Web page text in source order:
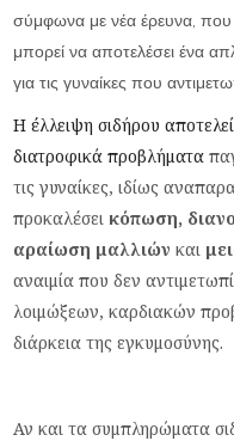
σύμφωνα με νέα έρευνα,
μπορεί να αποτελέσει ένα
για τις γυναίκες που
Η έλλειψη σιδήρου
διατροφικά προβλήματα
τις γυναίκες, ιδίως
προκαλέσει κόπωση,
αραίωση μαλλιών και
αναιμία που δεν
λοιμώξεων, καρδιακών
διάρκεια της εγκυμοσύνης.
Αν και τα συμπληρώματα